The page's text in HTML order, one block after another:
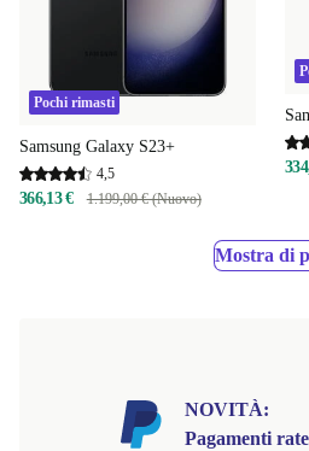
Pochi rimasti
Samsung Galaxy S23+
4,5
366,13 € 1.199,00 € (Nuovo)
Mostra di
NOVITÀ:
Pagamenti